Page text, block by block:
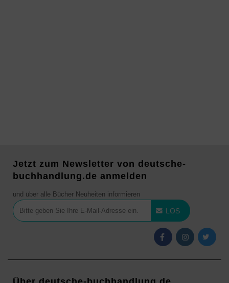
Jetzt zum Newsletter von deutsche-
buchhandlung.de anmelden
und über alle Bücher Neuheiten informieren
LOS